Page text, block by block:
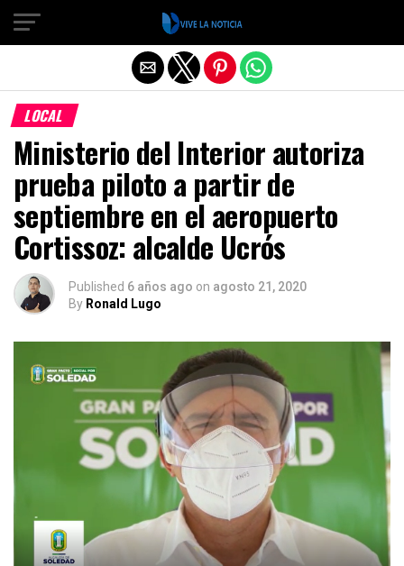
LOCAL
Ministerio del Interior autoriza
prueba piloto a partir de
septiembre en el aeropuerto
Cortissoz: alcalde Ucrós
Published 6 años ago on agosto 21, 2020
By Ronald Lugo
Salir de la versión móvil